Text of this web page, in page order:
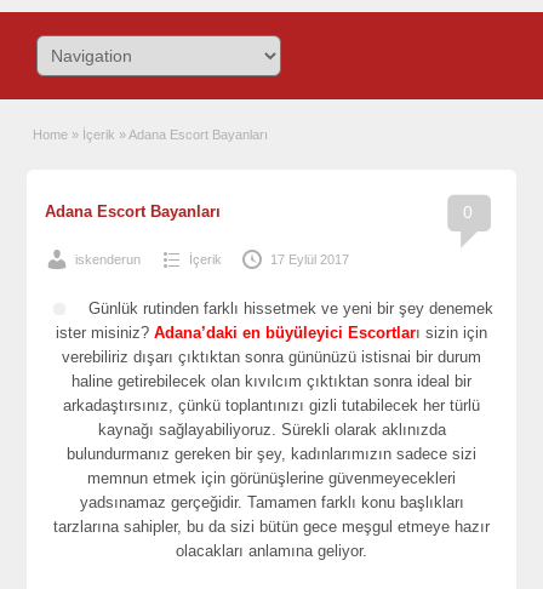
Home » İçerik » Adana Escort Bayanları
0
Adana Escort Bayanları
iskenderun İçerik 17 Eylül 2017
Günlük rutinden farklı hissetmek ve yeni bir şey denemek
ister misiniz? Adana’daki en büyüleyici Escortları sizin için
verebiliriz dışarı çıktıktan sonra gününüzü istisnai bir durum
haline getirebilecek olan kıvılcım çıktıktan sonra ideal bir
arkadaştırsınız, çünkü toplantınızı gizli tutabilecek her türlü
kaynağı sağlayabiliyoruz. Sürekli olarak aklınızda
bulundurmanız gereken bir şey, kadınlarımızın sadece sizi
memnun etmek için görünüşlerine güvenmeyecekleri
yadsınamaz gerçeğidir. Tamamen farklı konu başlıkları
tarzlarına sahipler, bu da sizi bütün gece meşgul etmeye hazır
olacakları anlamına geliyor.